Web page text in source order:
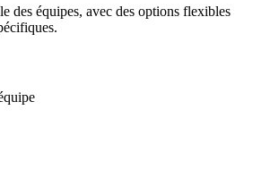
des équipes, avec des options flexibles